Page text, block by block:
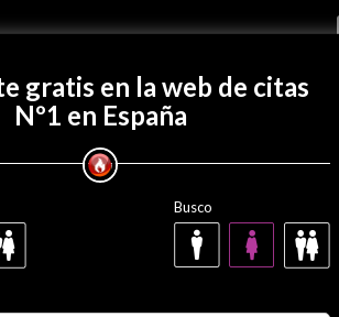
Regístrate gratis
gratis en la web de citas
Nº1 en España
Busco